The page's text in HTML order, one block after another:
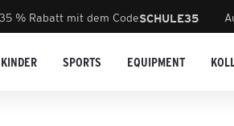
35 % Rabatt mit dem CodeSCHULE35
KINDER SPORTS EQUIPMENT